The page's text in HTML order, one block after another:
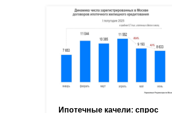
Ипотечные качели: спрос